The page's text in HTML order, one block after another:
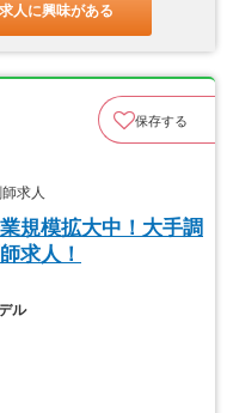
人に興味がある
保存する
求人
規模拡大中！大手調
求人！
ル